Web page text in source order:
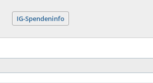
IG-Spendeninfo